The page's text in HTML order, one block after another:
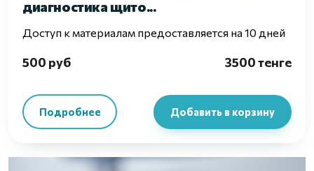
диагностика щито...
Доступ к материалам предоставляется на 10 дней
500 руб 3500 тенге
Подробнее Добавить в корзину